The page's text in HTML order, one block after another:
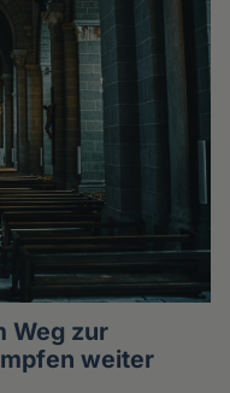
Weg zur
weiter